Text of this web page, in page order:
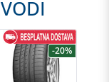
-20%